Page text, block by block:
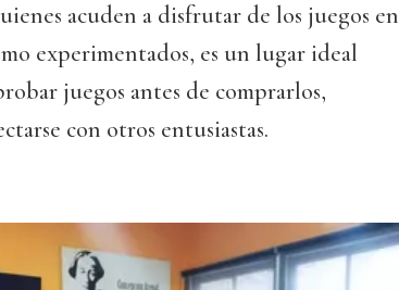
acuden a disfrutar de los juegos en
experimentados, es un lugar ideal
juegos antes de comprarlos,
con otros entusiastas.